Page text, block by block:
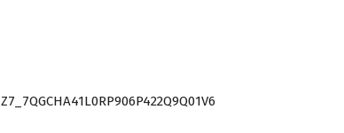
Z7_7QGCHA41L0RP906P422Q9Q01V6